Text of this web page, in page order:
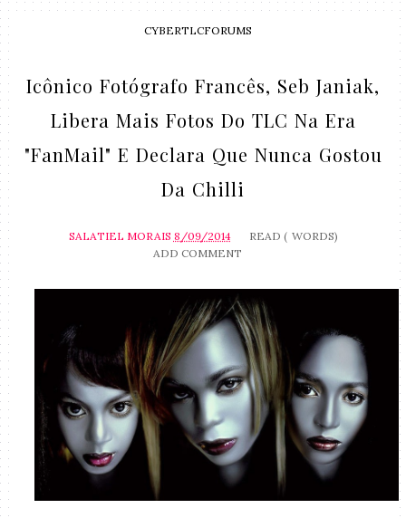
CYBERTLCFORUMS
Icônico Fotógrafo Francês, Seb Janiak,
Libera Mais Fotos Do TLC Na Era
"FanMail" E Declara Que Nunca Gostou
Da Chilli
SALATIEL MORAIS 8/09/2014 READ ( WORDS)
ADD COMMENT